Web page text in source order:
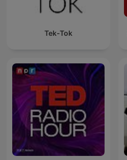
Tek-Tok